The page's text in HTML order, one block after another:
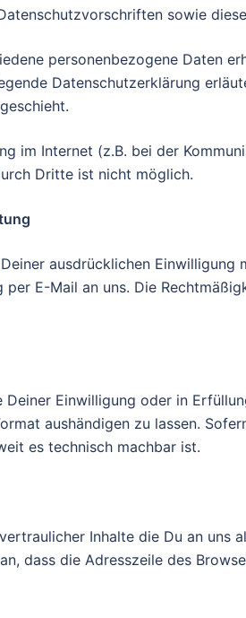
sowie
personenbezogene Daten
Datenschutzerklärung
im Internet (z.B. bei der
Dritte ist nicht möglich.
ausdrücklichen
E-Mail an uns. Die
Einwilligung oder in
aushändigen zu lassen.
es technisch machbar ist.
Inhalte die Du an uns
dass die Adresszeile des